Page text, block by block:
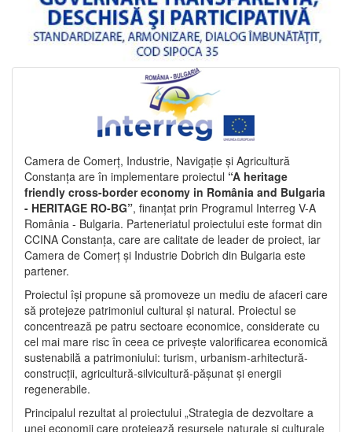
Camera de Comerț, Industrie, Navigație și Agricultură
Constanța are în implementare proiectul “A heritage
friendly cross-border economy in România and Bulgaria
- HERITAGE RO-BG”, finanțat prin Programul Interreg V-A
România - Bulgaria. Parteneriatul proiectului este format din
CCINA Constanța, care are calitate de leader de proiect, iar
Camera de Comerț și Industrie Dobrich din Bulgaria este
partener.
Proiectul își propune să promoveze un mediu de afaceri care
să protejeze patrimoniul cultural și natural. Proiectul se
concentrează pe patru sectoare economice, considerate cu
cel mai mare risc în ceea ce privește valorificarea economică
sustenabilă a patrimoniului: turism, urbanism-arhitectură-
construcții, agricultură-silvicultură-pășunat și energii
regenerabile.
Principalul rezultat al proiectului „Strategia de dezvoltare a
unei economii care protejează resursele naturale și culturale